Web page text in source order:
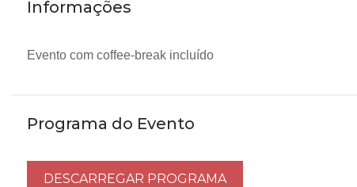
Informações
Evento com coffee-break incluído
Programa do Evento
DESCARREGAR PROGRAMA